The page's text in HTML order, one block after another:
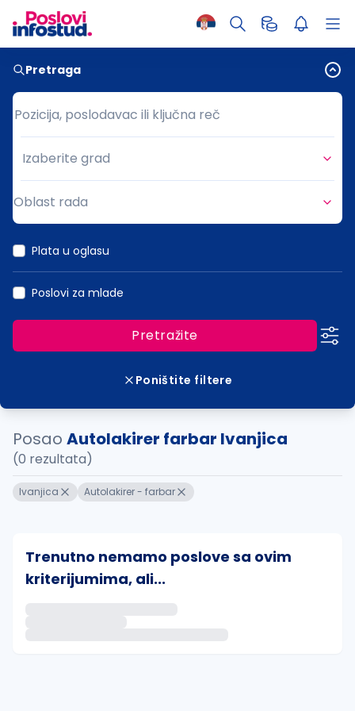
Pretraga
Pozicija, poslodavac ili ključna reč
Pozicija, poslodavac ili ključna reč
Grad
Izaberite grad
Oblast rada
Plata u oglasu
Poslovi za mlade
Pretražite
Poništite filtere
Posao Autolakirer farbar Ivanjica
(0 rezultata)
Ivanjica Autolakirer - farbar
Trenutno nemamo poslove sa ovim
kriterijumima, ali...